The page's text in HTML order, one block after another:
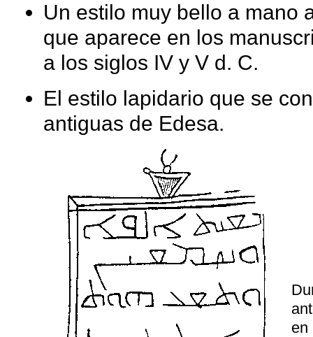
Un estilo muy bello a mano
que aparece en los
a los siglos IV y V d. C.
El estilo lapidario que se
antiguas de Edesa.
en